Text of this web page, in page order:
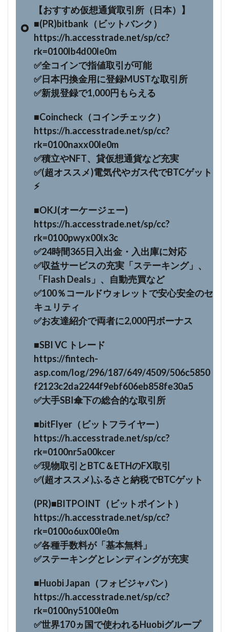
【おすすめ仮想通貨取引所（日本）】
■(PR)bitbank（ビットバンク）
https://h.accesstrade.net/sp/cc?
rk=0100lb4d00le0m
✅全コインで指値取引が可能
✅日本円換金用に登録MUSTな取引所
✅新規登録で1,000円もらえる
■Coincheck（コインチェック）
https://h.accesstrade.net/sp/cc?
rk=0100naxx00le0m
✅積立やNFT、貸仮想通貨など充実
✅(超オススメ)電気代やガス代でBTCゲット
⚡
■OKJ(オーケージェー)
https://h.accesstrade.net/sp/cc?
rk=0100pwyx00lx3c
✅️24時間365日入出金・入出庫に対応
✅️収益サービスの充実「ステーキング」、
「Flash Deals」、自動売買など
✅️100％コールドウォレットで安心安全のセ
キュリティ
✅️お友達紹介で両者に2,000円ボーナス
■SBI VC トレード
https://fintech-
asp.com/log/296/187/649/4509/506c5850
f2123c2da2244f9ebf606eb858fe30a5
✅大手SBI傘下の総合的な取引所
■bitFlyer（ビットフライヤー）
https://h.accesstrade.net/sp/cc?
rk=0100nr5a00kcer
✅現物取引とBTC＆ETHのFX取引
✅(超オススメ)ふるさと納税でBTCゲット
(PR)■BITPOINT（ビットポイント）
https://h.accesstrade.net/sp/cc?
rk=0100o6ux00le0m
✅各種手数料が「基本無料」
✅️ステーキングとレンディングが充実
■Huobi Japan（フォビジャパン）
https://h.accesstrade.net/sp/cc?
rk=0100ny5100le0m
✅世界170ヵ国で使われるHuobiグループ